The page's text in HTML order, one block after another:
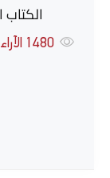
الآراء